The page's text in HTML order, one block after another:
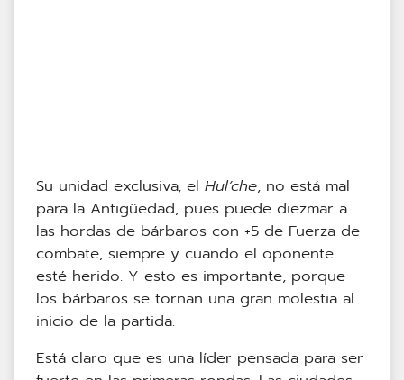
Su unidad exclusiva, el Hul’che, no está mal
para la Antigüedad, pues puede diezmar a
las hordas de bárbaros con +5 de Fuerza de
combate, siempre y cuando el oponente
esté herido. Y esto es importante, porque
los bárbaros se tornan una gran molestia al
inicio de la partida.
Está claro que es una líder pensada para ser